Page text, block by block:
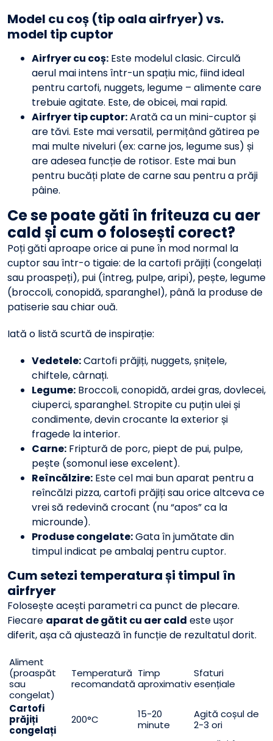
Model cu coș (tip oala airfryer) vs.
model tip cuptor
Airfryer cu coș: Este modelul clasic. Circulă
aerul mai intens într-un spațiu mic, fiind ideal
pentru cartofi, nuggets, legume – alimente care
trebuie agitate. Este, de obicei, mai rapid.
Airfryer tip cuptor:Arată ca un mini-cuptor și
are tăvi. Este mai versatil, permițând gătirea pe
mai multe niveluri (ex: carne jos, legume sus) și
are adesea funcție de rotisor. Este mai bun
pentru bucăți plate de carne sau pentru a prăji
pâine.
Ce se poate găti în friteuza cu aer
cald și cum o folosești corect?
Poți găti aproape orice ai pune în mod normal la
cuptor sau într-o tigaie: de la cartofi prăjiți (congelați
sau proaspeți), pui (întreg, pulpe, aripi), pește, legume
(broccoli, conopidă, sparanghel), până la produse de
patiserie sau chiar ouă.
Iată o listă scurtă de inspirație:
Vedetele:Cartofi prăjiți, nuggets, șnițele,
chiftele, cârnați.
Legume: Broccoli, conopidă, ardei gras, dovlecei,
ciuperci, sparanghel. Stropite cu puțin ulei și
condimente, devin crocante la exterior și
fragede la interior.
Carne: Friptură de porc, piept de pui, pulpe,
pește (somonul iese excelent).
Reîncălzire: Este cel mai bun aparat pentru a
reîncălzi pizza, cartofi prăjiți sau orice altceva ce
vrei să redevină crocant (nu “apos” ca la
microunde).
Produse congelate:Gata în jumătate din
timpul indicat pe ambalaj pentru cuptor.
Cum setezi temperatura și timpul în
airfryer
Folosește acești parametri ca punct de plecare.
Fiecare aparat de gătit cu aer cald este ușor
diferit, așa că ajustează în funcție de rezultatul dorit.
Aliment
(proaspăt
sau
congelat)
Temperatură
recomandată
Timp
aproximativ
Sfaturi
esențiale
Cartofi
prăjiți
congelați
200°C
15-20
minute
Agită coșul de
2-3 ori